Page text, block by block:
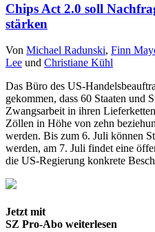
Chips Act 2.0 soll
stärken
Von Michael Radunski, Finn
Lee und Christiane Kühl
Das Büro des US-
gekommen, dass 60 Staaten und
Zwangsarbeit in ihren
Zöllen in Höhe von zehn
werden. Bis zum 6. Juli können
werden, am 7. Juli findet eine
die US-Regierung konkrete
Jetzt mit
SZ Pro-Abo weiterlesen